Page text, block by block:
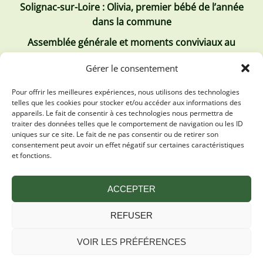
Gérer le consentement
Pour offrir les meilleures expériences, nous utilisons des technologies
telles que les cookies pour stocker et/ou accéder aux informations des
appareils. Le fait de consentir à ces technologies nous permettra de
traiter des données telles que le comportement de navigation ou les ID
uniques sur ce site. Le fait de ne pas consentir ou de retirer son
consentement peut avoir un effet négatif sur certaines caractéristiques
et fonctions.
ACCEPTER
REFUSER
VOIR LES PRÉFÉRENCES
Solignac-sur-Loire : Olivia, premier bébé de l’année
dans la commune
Assemblée générale et moments conviviaux au
Les derniers comptes rendus
Conseil municipal 2 juillet 2026
Conseil Municipal du 30 avril 2026